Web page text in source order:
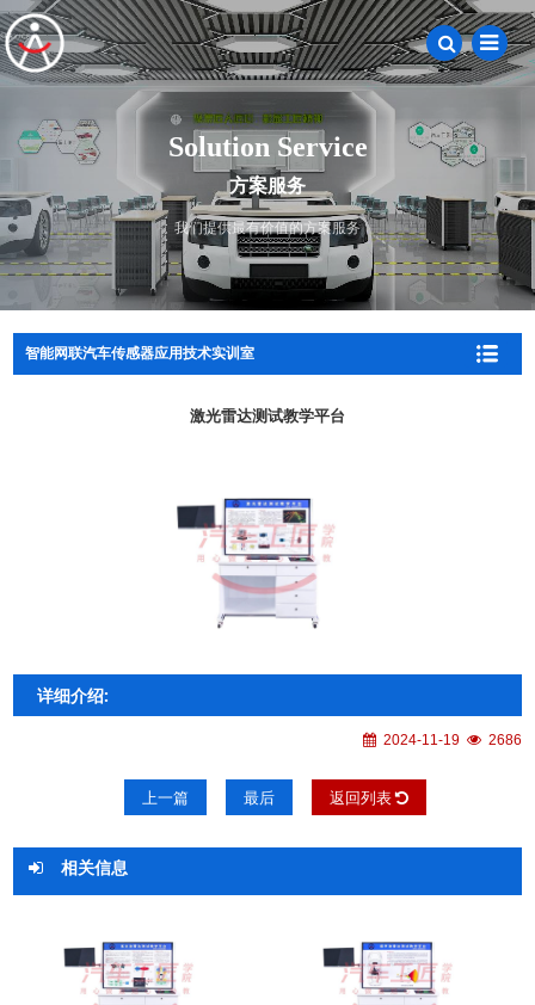
Solution Service
方案服务
我们提供最有价值的方案服务
智能网联汽车传感器应用技术实训室
激光雷达测试教学平台
详细介绍:
2024-11-19 2686
上一篇 最后 返回列表
相关信息